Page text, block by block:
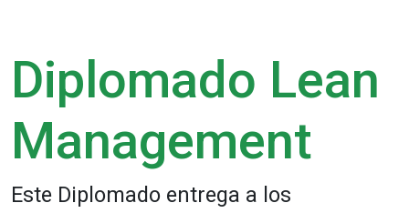
Diplomado Lean
Management
Este Diplomado entrega a los